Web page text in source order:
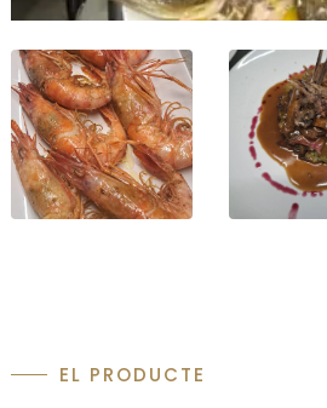
EL PRODUCTE